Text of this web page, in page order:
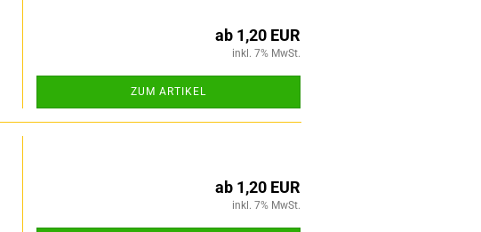
ab 1,20 EUR
inkl. 7% MwSt.
ZUM ARTIKEL
ab 1,20 EUR
inkl. 7% MwSt.